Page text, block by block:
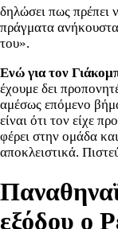
δηλώσει πως πρέπει
πράγματα
του».
Ενώ για τον
έχουμε δει
αμέσως επόμενο
είναι ότι τον είχε
φέρει στην ομάδα
αποκλειστικά.
εξόδου ο